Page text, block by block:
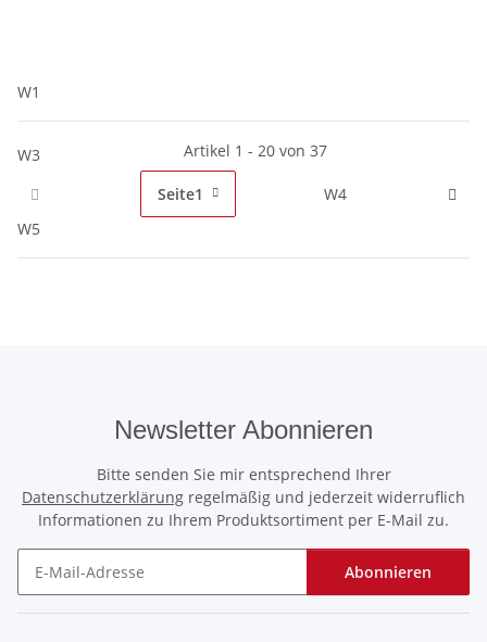
W1
W3 Artikel 1 - 20 von 37
Seite1
W4
W5
Newsletter Abonnieren
Bitte senden Sie mir entsprechend Ihrer
Datenschutzerklärung regelmäßig und jederzeit widerruflich
Informationen zu Ihrem Produktsortiment per E-Mail zu.
Abonnieren